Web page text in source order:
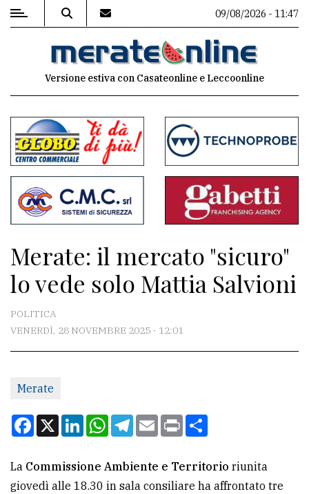
MENU
commenti
Contenuti
del
sito
Associazioni
Meteo
redazione
Scrivici
la
tua
09/08/2026 - 11:47
Versione estiva con Casateonline e Leccoonline
Merate: il mercato "sicuro"
lo vede solo Mattia Salvioni
POLITICA
VENERDÌ, 28 NOVEMBRE 2025 - 12:01
Merate
Facebook
X LinkedInWhatsApp
Telegram
EmailPrint
La Commissione Ambiente e Territorio riunita
giovedì alle 18.30 in sala consiliare ha affrontato tre